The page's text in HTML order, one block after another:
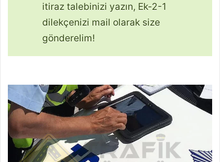
itiraz talebinizi yazın, Ek-2-1
dilekçenizi mail olarak size
gönderelim!